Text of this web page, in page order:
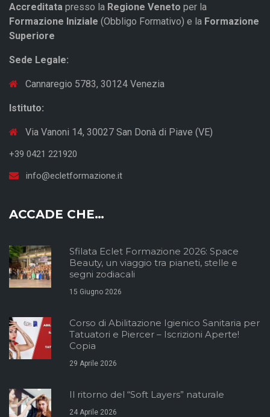
Accreditata presso la Regione Veneto per la
Formazione Iniziale (Obbligo Formativo) e la Formazione
Superiore
Sede Legale:
Cannaregio 5783, 30124 Venezia
Istituto:
Via Vanoni 14, 30027 San Donà di Piave (VE)
+39 0421 221920
info@ecletformazione.it
ACCADE CHE…
Sfilata Eclet Formazione 2026: Space
Beauty, un viaggio tra pianeti, stelle e
segni zodiacali
15 Giugno 2026
Corso di Abilitazione Igienico Sanitaria per
Tatuatori e Piercer – Iscrizioni Aperte!
Copia
29 Aprile 2026
Il ritorno del “Soft Layers” naturale
24 Aprile 2026